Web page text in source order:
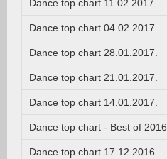
Dance top chart 11.02.2017.
Dance top chart 04.02.2017.
Dance top chart 28.01.2017.
Dance top chart 21.01.2017.
Dance top chart 14.01.2017.
Dance top chart - Best of 2016
Dance top chart 17.12.2016.